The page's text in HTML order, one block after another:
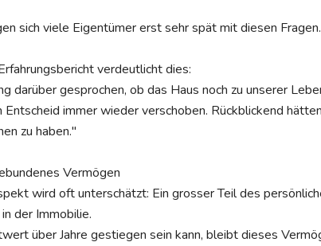
sich viele Eigentümer erst sehr spät mit diesen Fragen.
verdeutlicht dies:
darüber gesprochen, ob das Haus noch zu unserer
Entscheid immer wieder verschoben. Rückblickend
zu haben."
Vermögen
wird oft unterschätzt: Ein grosser Teil des
der Immobilie.
über Jahre gestiegen sein kann, bleibt dieses